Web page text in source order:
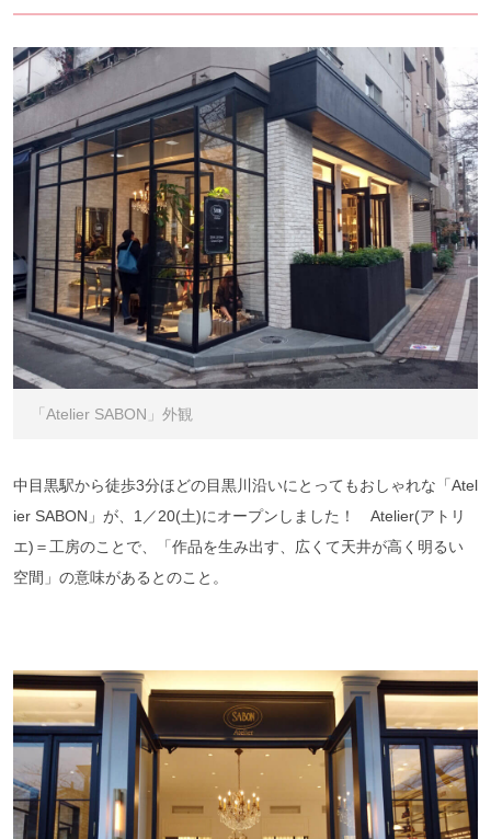
「Atelier SABON」外観
中目黒駅から徒歩3分ほどの目黒川沿いにとってもおしゃれな「Atel
ier SABON」が、1／20(土)にオープンしました！ Atelier(アトリ
エ)＝工房のことで、「作品を生み出す、広くて天井が高く明るい
空間」の意味があるとのこと。